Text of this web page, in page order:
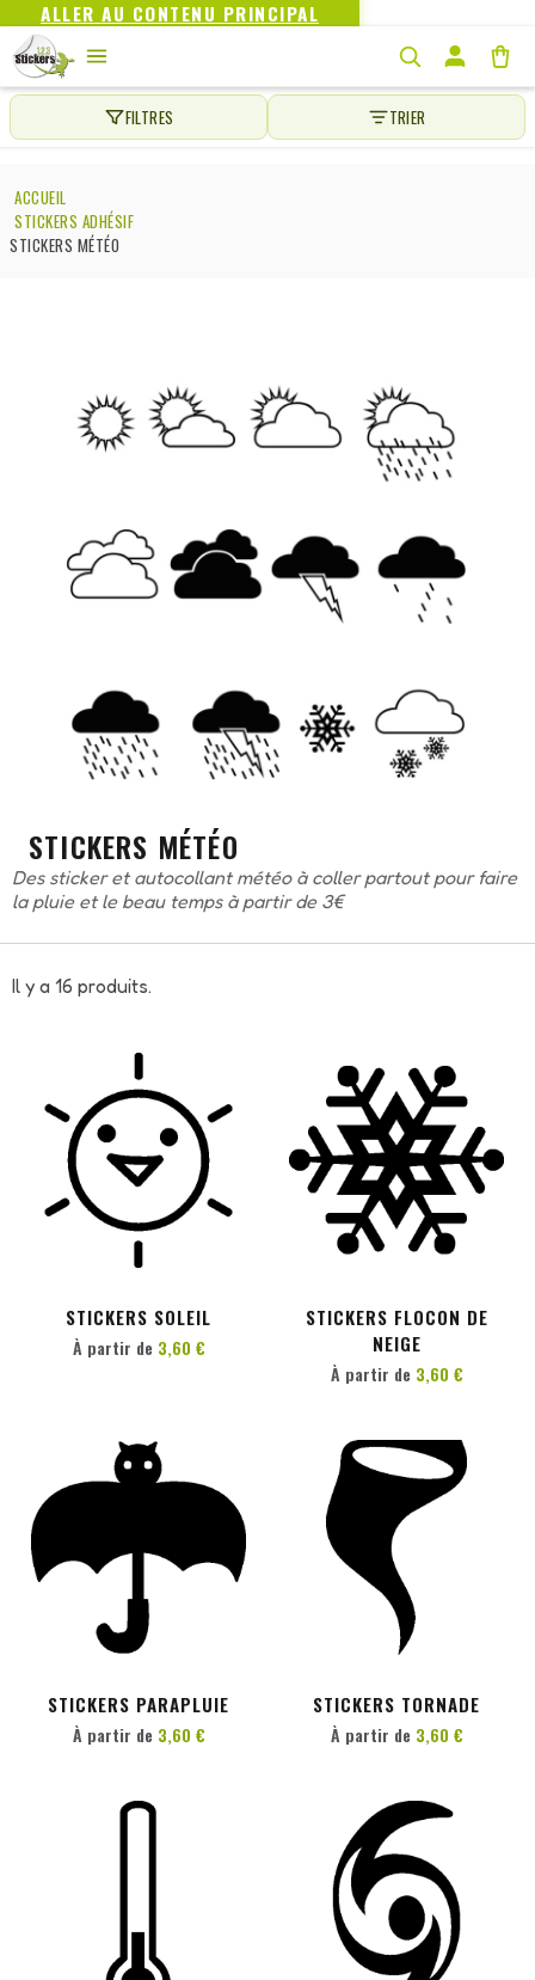
ALLER AU CONTENU PRINCIPAL
FILTRES TRIER
ACCUEIL
STICKERS ADHÉSIF
STICKERS MÉTÉO
STICKERS MÉTÉO
Des sticker et autocollant météo à coller partout pour faire
la pluie et le beau temps à partir de 3€
Il y a 16 produits.
STICKERS SOLEIL
À partir de 3,60 €
STICKERS FLOCON DE
NEIGE
PERSONNALISER
À partir de 3,60 €
STICKERS PARAPLUIE
PERSONNALISER
À partir de 3,60 €
STICKERS TORNADE
PERSONNALISER
À partir de 3,60 €